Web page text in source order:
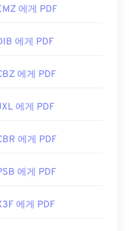
에게 PDF
에게 PDF
에게 PDF
에게 PDF
에게 PDF
에게 PDF
에게 PDF